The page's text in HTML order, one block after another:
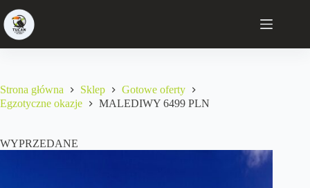
Strona główna Sklep
Gotowe oferty
Egzotyczne okazje
MALEDIWY 6499 PLN
WYPRZEDANE